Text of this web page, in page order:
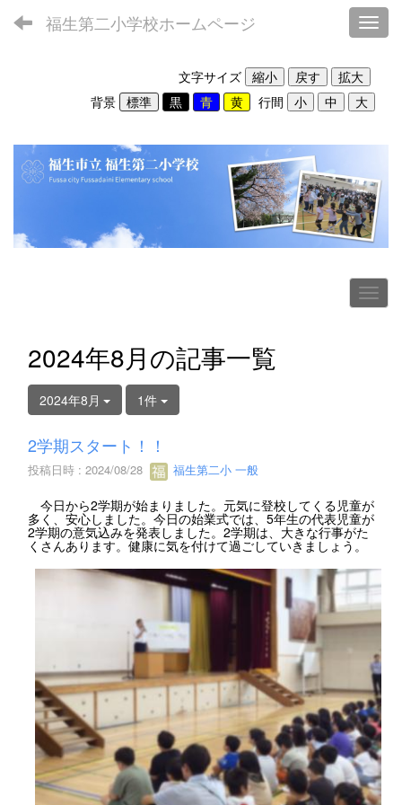
福生第二小学校ホームページ
文字サイズ
背景
行間
2024年8月の記事一覧
2024年8月 1件
2学期スタート！！
投稿日時 : 2024/08/28 福生第二小 一般
今日から2学期が始まりました。元気に登校してくる児童が
多く、安心しました。今日の始業式では、5年生の代表児童が
2学期の意気込みを発表しました。2学期は、大きな行事がた
くさんあります。健康に気を付けて過ごしていきましょう。